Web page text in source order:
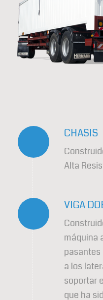
CHASIS
Alta
VIGA
máquina
a los
soportar
que ha